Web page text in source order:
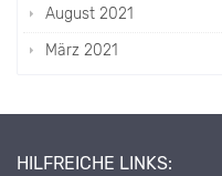
August 2021
März 2021
HILFREICHE LINKS: